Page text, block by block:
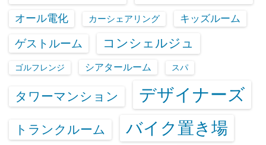
オール電化 カーシェアリング キッズルーム
ゲストルーム コンシェルジュ
ゴルフレンジ シアタールーム スパ
タワーマンション デザイナーズ
トランクルーム バイク置き場